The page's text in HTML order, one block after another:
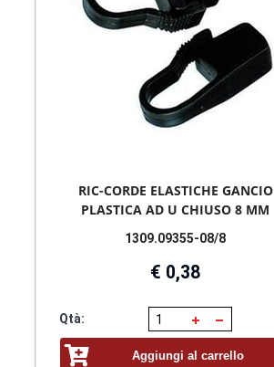
RIC-CORDE ELASTICHE GANCIO
PLASTICA AD U CHIUSO 8 MM
1309.09355-08/8
€ 0,38
Qtà:
Aggiungi al carrello